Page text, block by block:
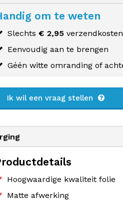
om te weten
Slechts € 2,95
Eenvoudig aan te brengen
Géén witte omranding of
Ik wil een vraag stellen
Hoogwaardige kwaliteit folie
Matte afwerking